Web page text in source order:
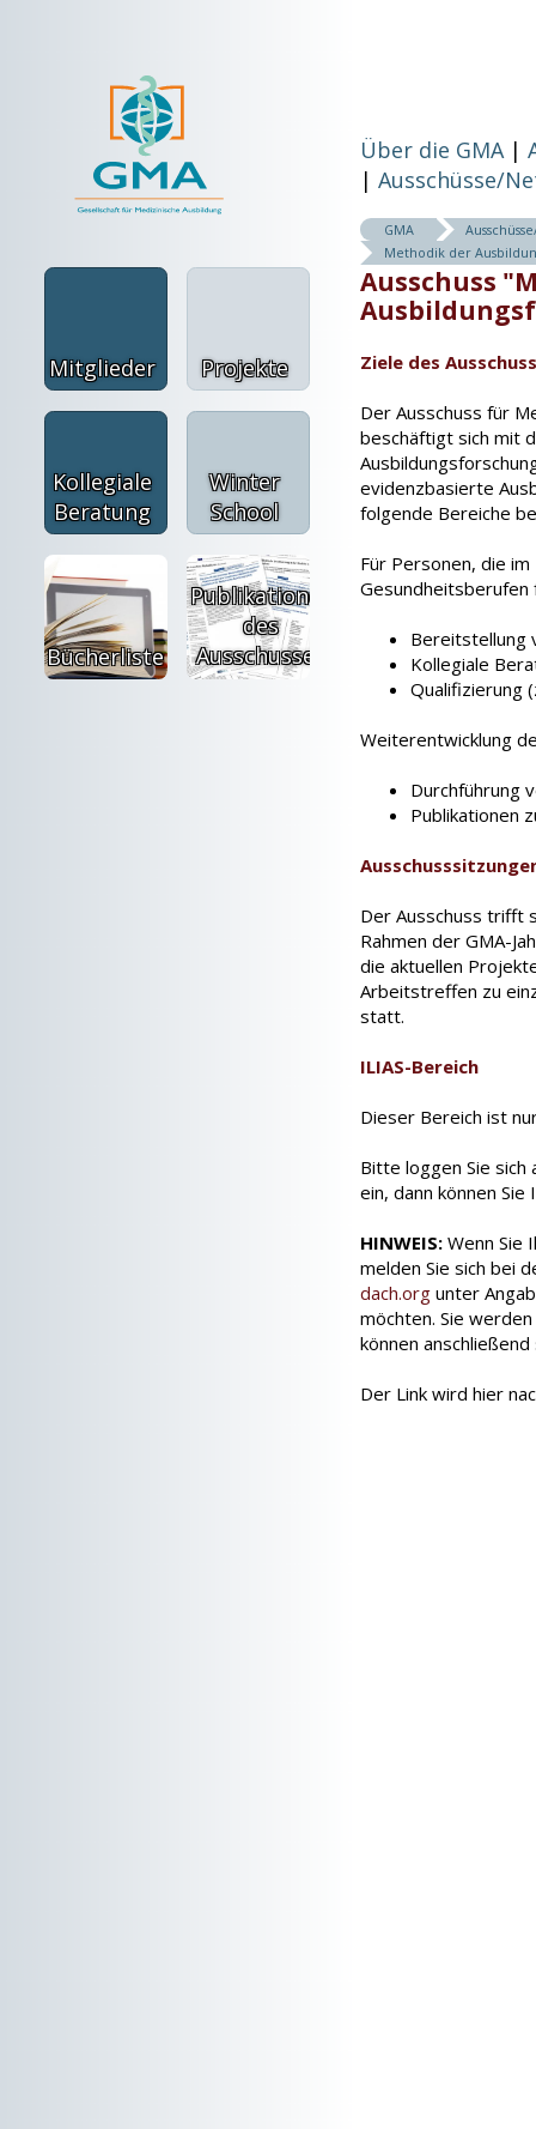
Über die GMA
Ausschüsse/
GMA
Methodik der
Ausschuss
Ziele des
Der Ausschuss für
beschäftigt sich mit
evidenzbasierte
folgende Bereiche
Für Personen, die
Gesundheitsberufen
Bereitstellung
Kollegiale
Qualifizierung
Weiterentwicklung
Durchführung
Publikationen
Der Ausschuss trifft
Rahmen der GMA-
die aktuellen
Arbeitstreffen zu
statt.
ILIAS-Bereich
Dieser Bereich ist
Bitte loggen Sie sich
ein, dann können
HINWEIS: Wenn Sie
melden Sie sich bei
dach.org unter
möchten. Sie
können
Der Link wird hier
Mitglieder Projekte
Kollegiale
Beratung
Winter
School
Bücherliste
Publikationen
des
Ausschusses